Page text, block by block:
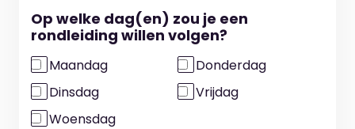
Op welke dag(en) zou je een
rondleiding willen volgen?
Maandag
Dinsdag
Woensdag
Donderdag
Vrijdag